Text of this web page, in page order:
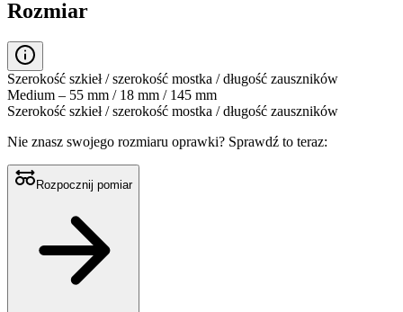
Rozmiar
Szerokość szkieł / szerokość mostka / długość zauszników
Medium – 55 mm / 18 mm / 145 mm
Szerokość szkieł / szerokość mostka / długość zauszników
Nie znasz swojego rozmiaru oprawki? Sprawdź to teraz:
Rozpocznij pomiar